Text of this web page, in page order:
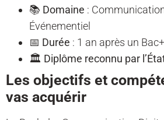
📚 Domaine :
Événementiel
📅 Durée : 1 an après un
🏛️ Diplôme reconnu par
Les objectifs et
vas acquérir